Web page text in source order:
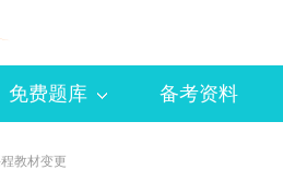
免费题库 备考资料
教材变更